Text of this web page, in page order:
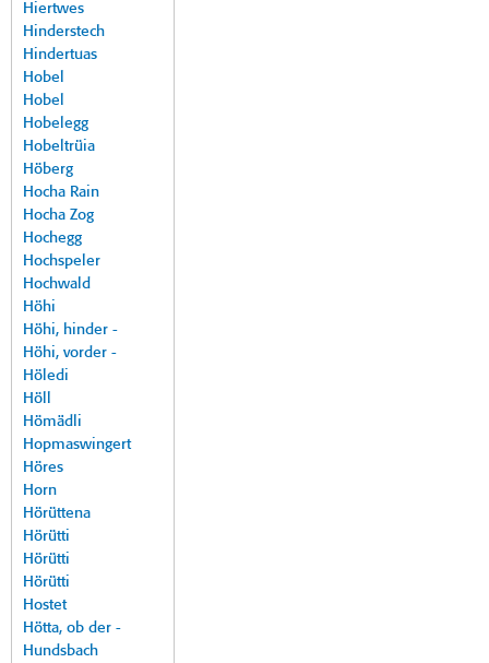
Hiertwes
Hinderstech
Hindertuas
Hobel
Hobel
Hobelegg
Hobeltrüia
Höberg
Hocha Rain
Hocha Zog
Hochegg
Hochspeler
Hochwald
Höhi
Höhi, hinder -
Höhi, vorder -
Höledi
Höll
Hömädli
Hopmaswingert
Höres
Horn
Hörüttena
Hörütti
Hörütti
Hörütti
Hostet
Hötta, ob der -
Hundsbach